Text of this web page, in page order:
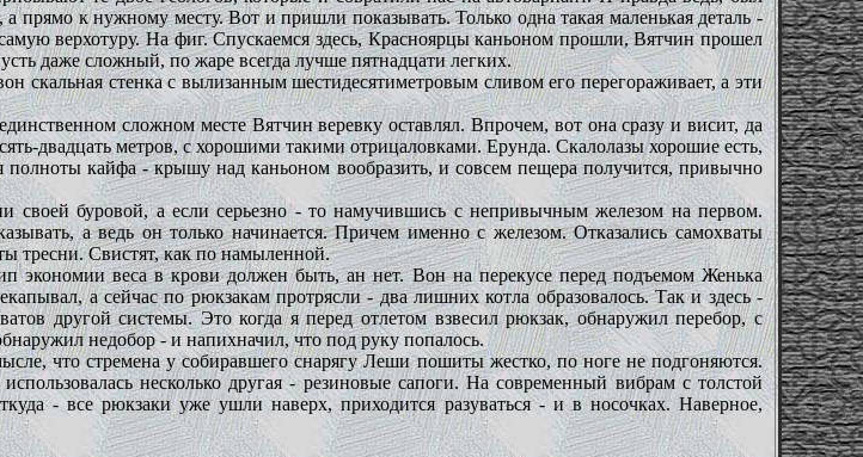
прямо к нужному месту. Вот и пришли показывать. Только одна такая маленькая деталь -
верхотуру. На фиг. Спускаемся здесь, Красноярцы каньоном прошли, Вятчин прошел
даже сложный, по жаре всегда лучше пятнадцати легких.
скальная стенка с вылизанным шестидесятиметровым сливом его перегораживает, а эти
сложном месте Вятчин веревку оставлял. Впрочем, вот она сразу и висит, да
двадцать метров, с хорошими такими отрицаловками. Ерунда. Скалолазы хорошие есть,
кайфа - крышу над каньоном вообразить, и совсем пещера получится, привычно
своей буровой, а если серьезно - то намучившись с непривычным железом на первом.
а ведь он только начинается. Причем именно с железом. Отказались самохваты
тресни. Свистят, как по намыленной.
экономии веса в крови должен быть, ан нет. Вон на перекусе перед подъемом Женька
а сейчас по рюкзакам протрясли - два лишних котла образовалось. Так и здесь -
другой системы. Это когда я перед отлетом взвесил рюкзак, обнаружил перебор, с
недобор - и напихначил, что под руку попалось.
что стремена у собиравшего снарягу Леши пошиты жестко, по ноге не подгоняются.
несколько другая - резиновые сапоги. На современный вибрам с толстой
- все рюкзаки уже ушли наверх, приходится разуваться - и в носочках. Наверное,